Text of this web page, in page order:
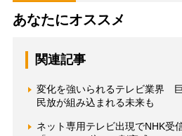
あなたにオススメ
関連記事
変化を強いられるテレビ業界
民放が組み込まれる未来も
ネット専用テレビ出現でNHK受